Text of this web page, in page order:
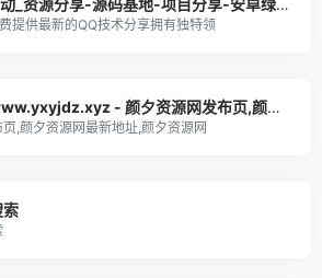
小K网-QQ活动_资源分享-源码基地-项目分享-安卓绿色软件基地
提供最新的QQ技术分享拥有独特领
颜夕资源网www.yxyjdz.xyz - 颜夕资源网发布页,颜夕资源网最新地址,颜夕资源网网址
,颜夕资源网最新地址,颜夕资源网
索